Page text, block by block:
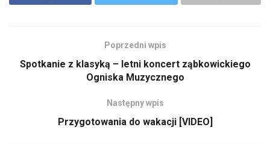
Poprzedni wpis
Spotkanie z klasyką – letni koncert ząbkowickiego
Ogniska Muzycznego
Następny wpis
Przygotowania do wakacji [VIDEO]